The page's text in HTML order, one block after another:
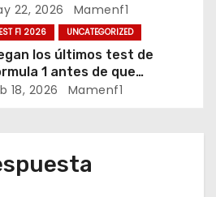
deja a Fernando en
posición, ¿será real?… /
libes 1 GP Canadá
22, 2026 Mamenf1
F1 2026 UNCATEGORIZED
los últimos test de
1 antes de que
la nueva temporada
18, 2026 Mamenf1